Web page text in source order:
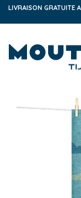
LIVRAISON GRATUITE